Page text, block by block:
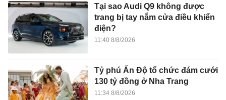
Tại sao Audi Q9 không được
trang bị tay nắm cửa điều khiển
điện?
11:40 8/8/2026
Tỷ phú Ấn Độ tổ chức đám cưới
130 tỷ đồng ở Nha Trang
11:34 8/8/2026